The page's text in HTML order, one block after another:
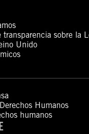
transparencia sobre la
Unido
Humanos
humanos